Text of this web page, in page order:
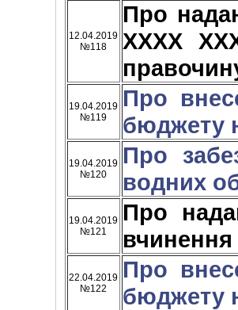
12.04.2019
№118
Про
ХХХХ
19.04.2019
№119
Про
бюджету
19.04.2019
№120
Про
водних
19.04.2019
№121
Про
22.04.2019
№122
Про
бюджету